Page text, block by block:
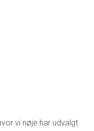
vi nøje har udvalgt